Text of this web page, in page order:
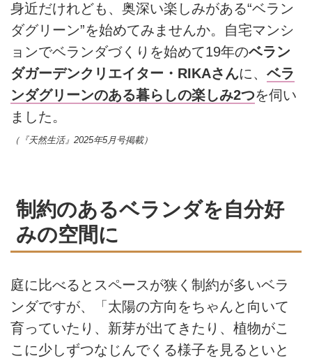
身近だけれども、奥深い楽しみがある“ベラン
ダグリーン”を始めてみませんか。自宅マンシ
ョンでベランダづくりを始めて19年のベラン
ダガーデンクリエイター・RIKAさんに、 ベラ
ンダグリーンのある暮らしの楽しみ2つを伺い
ました。
（『天然生活』2025年5月号掲載）
制約のあるベランダを自分好
みの空間に
庭に比べるとスペースが狭く制約が多いベラ
ンダですが、「太陽の方向をちゃんと向いて
育っていたり、新芽が出てきたり、植物がこ
こに少しずつなじんでくる様子を見るといと